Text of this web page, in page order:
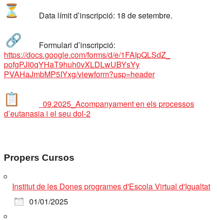
Data límit d’inscripció: 18 de setembre.
Formulari d’inscripció:
https://docs.google.com/forms/d/e/1FAIpQLSdZ_
pofgPJI0qYHaT9huh0vXLDLwUBYsYy
PVAHaJmbMP5IYxg/viewform?usp=header
09.2025_Acompanyament en els processos
d’eutanasia i el seu dol-2
Propers Cursos
Institut de les Dones programes d'Escola Virtual d'Igualtat
01/01/2025